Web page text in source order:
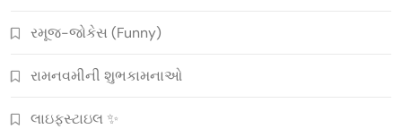
રમૂજ-જોકેસ (Funny)
રામનવમીની શુભકામનાઓ
લાઇફસ્ટાઇલ ✨